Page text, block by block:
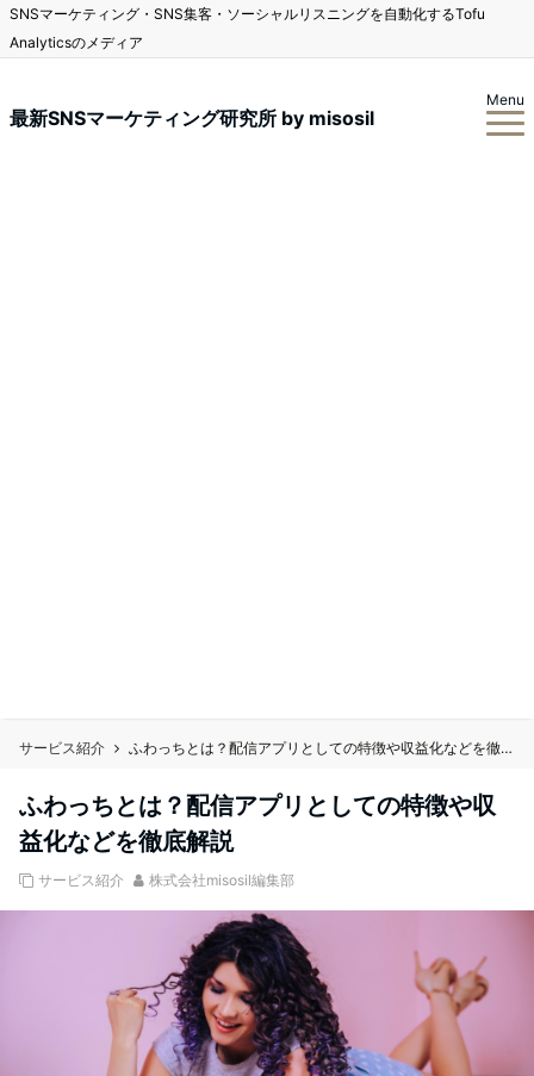
SNSマーケティング・SNS集客・ソーシャルリスニングを自動化するTofu
Analyticsのメディア
最新SNSマーケティング研究所 by misosil
Menu
サービス紹介 ふわっちとは？配信アプリとしての特徴や収益化などを徹底解説
ふわっちとは？配信アプリとしての特徴や収
益化などを徹底解説
サービス紹介 株式会社misosil編集部